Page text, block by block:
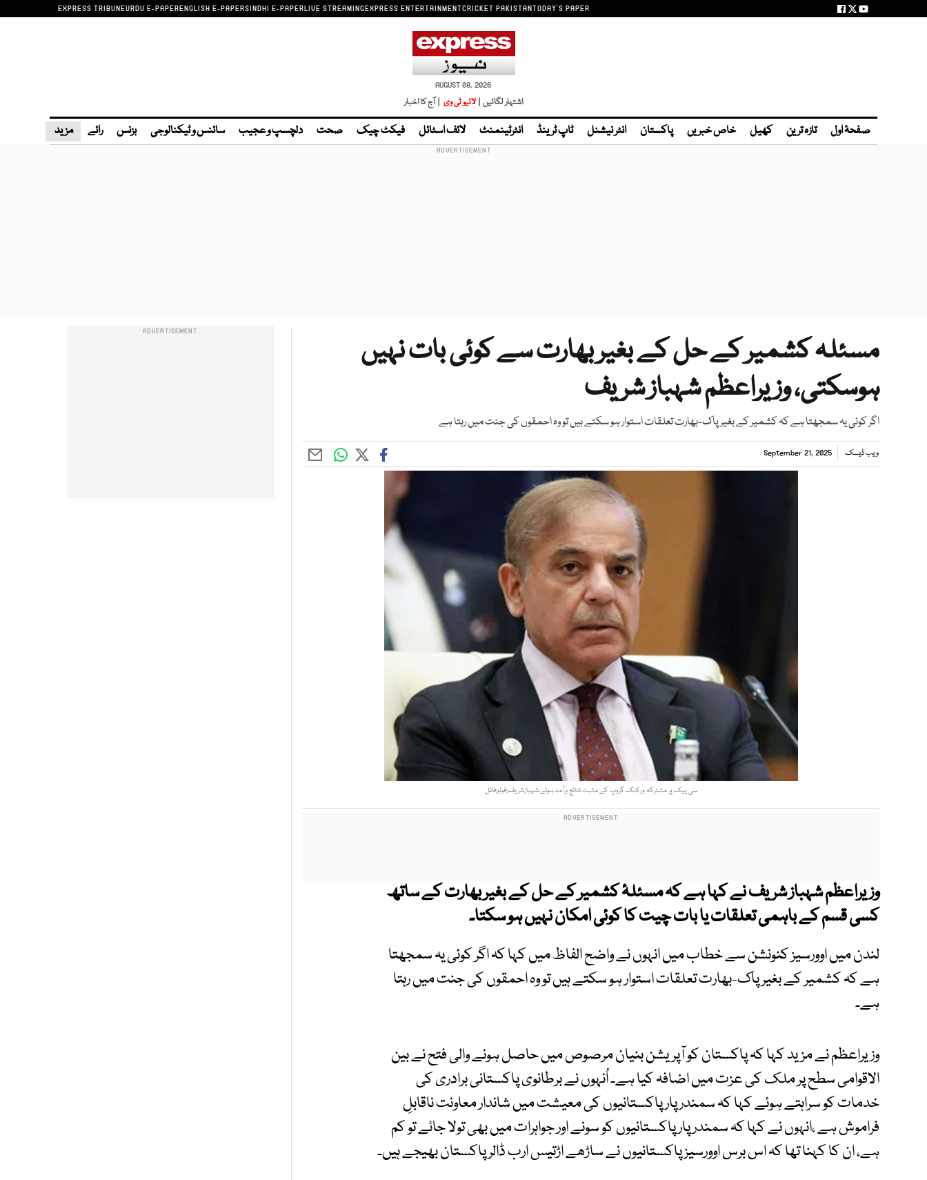
EXPRESS TRIBUNEURDU E-PAPERENGLISH E-PAPERSINDHI E-PAPERLIVE STREAMINGEXPRESS ENTERTAINMENTCRICKET PAKISTANTODAY'S PAPER
AUGUST 08, 2026
اشتہار لگائیں | لائیو ٹی وی | آج کا اخبار
صفحۂ اول تازہ ترین کھیل خاص خبریں پاکستان انٹر نیشنل ٹاپ ٹرینڈ انٹرٹینمنٹ لائف اسٹائل فیکٹ چیک صحت دلچسپ و عجیب سائنس و ٹیکنالوجی بزنس رائے مزید
مسئلہ کشمیر کے حل کے بغیر بھارت سے کوئی بات نہیں
ہوسکتی، وزیراعظم شہباز شریف
اگر کوئی یہ سمجھتا ہے کہ کشمیر کے بغیر پاک-بھارت تعلقات استوار ہو سکتے ہیں تو وہ احمقوں کی جنت میں رہتا ہے
ویب ڈیسک September 21, 2025
سی پیک پر مشترکہ ورکنگ گروپ کے مثبت نتائج برآمد ہوئے،شہبازشریف:فوٹو:فائل
وزیراعظم شہباز شریف نے کہا ہے کہ مسئلۂ کشمیر کے حل کے بغیر بھارت کے ساتھ
کسی قسم کے باہمی تعلقات یا بات چیت کا کوئی امکان نہیں ہو سکتا۔
لندن میں اوورسیز کنونشن سے خطاب میں انہوں نے واضح الفاظ میں کہا کہ اگر کوئی یہ سمجھتا
ہے کہ کشمیر کے بغیر پاک-بھارت تعلقات استوار ہو سکتے ہیں تو وہ احمقوں کی جنت میں رہتا
ہے۔
وزیراعظم نے مزید کہا کہ پاکستان کو آپریشن بنیان مرصوص میں حاصل ہونے والی فتح نے بین
الاقوامی سطح پر ملک کی عزت میں اضافہ کیا ہے۔ اُنہوں نے برطانوی پاکستانی برادری کی
خدمات کو سراہتے ہوئے کہا کہ سمندر پار پاکستانیوں کی معیشت میں شاندار معاونت ناقابلِ
فراموش ہے ،انہوں نے کہا کہ سمندر پار پاکستانیوں کو سونے اور جواہرات میں بھی تولا جائے تو کم
ہے، ان کا کہنا تھا کہ اس برس اوورسیز پاکستانیوں نے ساڑھے اڑتیس ارب ڈالر پاکستان بھیجے ہیں۔